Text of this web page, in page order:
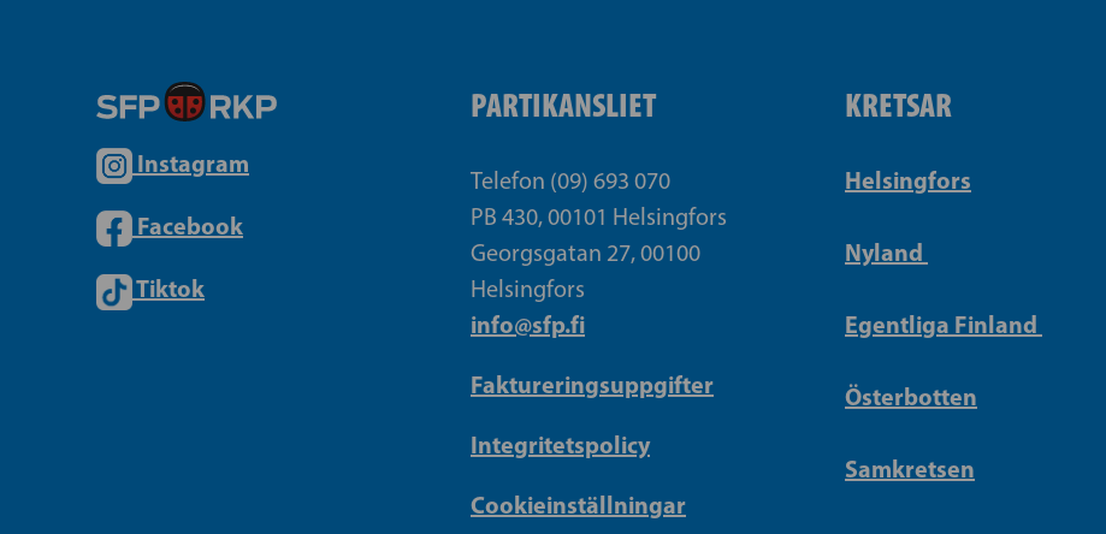
Instagram
Facebook
Tiktok
PARTIKANSLIET
Telefon (09) 693 070
PB 430, 00101 Helsingfors
Georgsgatan 27, 00100
Helsingfors
info@sfp.fi
Faktureringsuppgifter
Integritetspolicy
Cookieinställningar
KRETSAR
Helsingfors
Nyland
Egentliga Finland
Österbotten
Samkretsen